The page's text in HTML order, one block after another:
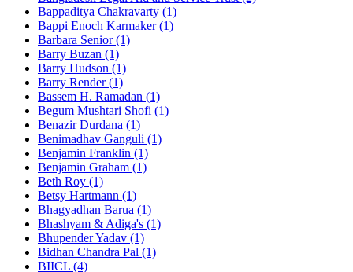
Bappaditya Chakravarty (1)
Bappi Enoch Karmaker (1)
Barbara Senior (1)
Barry Buzan (1)
Barry Hudson (1)
Barry Render (1)
Bassem H. Ramadan (1)
Begum Mushtari Shofi (1)
Benazir Durdana (1)
Benimadhav Ganguli (1)
Benjamin Franklin (1)
Benjamin Graham (1)
Beth Roy (1)
Betsy Hartmann (1)
Bhagyadhan Barua (1)
Bhashyam & Adiga's (1)
Bhupender Yadav (1)
Bidhan Chandra Pal (1)
BIICL (4)